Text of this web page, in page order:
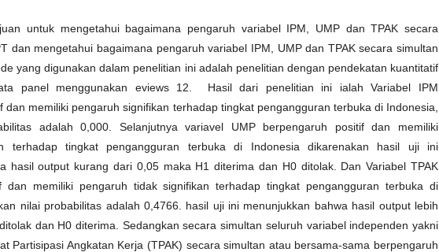
untuk mengetahui bagaimana pengaruh variabel IPM, UMP dan TPAK secara
dan mengetahui bagaimana pengaruh variabel IPM, UMP dan TPAK secara simultan
yang digunakan dalam penelitian ini adalah penelitian dengan pendekatan kuantitatif
panel menggunakan eviews 12. Hasil dari penelitian ini ialah Variabel IPM
dan memiliki pengaruh signifikan terhadap tingkat pengangguran terbuka di Indonesia,
adalah 0,000. Selanjutnya variavel UMP berpengaruh positif dan memiliki
terhadap tingkat pengangguran terbuka di Indonesia dikarenakan hasil uji ini
hasil output kurang dari 0,05 maka H1 diterima dan H0 ditolak. Dan Variabel TPAK
dan memiliki pengaruh tidak signifikan terhadap tingkat pengangguran terbuka di
nilai probabilitas adalah 0,4766. hasil uji ini menunjukkan bahwa hasil output lebih
dan H0 diterima. Sedangkan secara simultan seluruh variabel independen yakni
Partisipasi Angkatan Kerja (TPAK) secara simultan atau bersama-sama berpengaruh